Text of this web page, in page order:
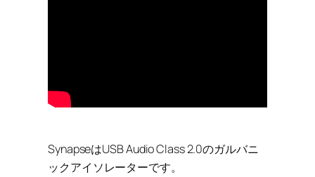
SynapseはUSB Audio Class 2.0のガルバニ
ックアイソレーターです。